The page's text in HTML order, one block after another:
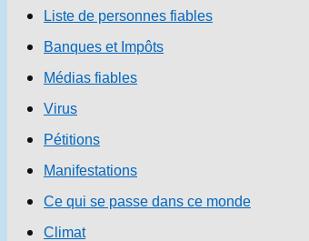
Liste de personnes fiables
Banques et Impôts
Médias fiables
Virus
Pétitions
Manifestations
Ce qui se passe dans ce monde
Climat